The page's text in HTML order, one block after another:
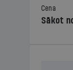
Cena
Sākot